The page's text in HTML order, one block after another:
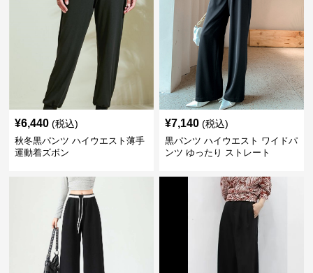
¥6,440 (税込)
秋冬黒パンツ ハイウエスト薄手
運動着ズボン
¥7,140 (税込)
黒パンツ ハイウエスト ワイドパ
ンツ ゆったり ストレート